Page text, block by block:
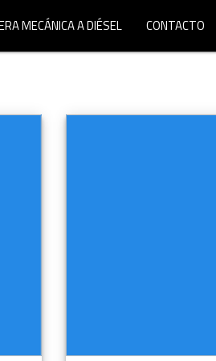
MECÁNICA A DIÉSEL CONTACTO